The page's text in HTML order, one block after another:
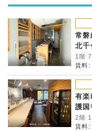
常磐
賃料:
有楽
賃料: